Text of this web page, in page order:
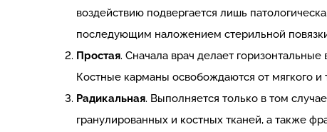
воздействию подвергается лишь
последующим наложением стерильной
Простая. Сначала врач делает
Костные карманы освобождаются от мягкого
Радикальная. Выполняется только в том
гранулированных и костных тканей, а также